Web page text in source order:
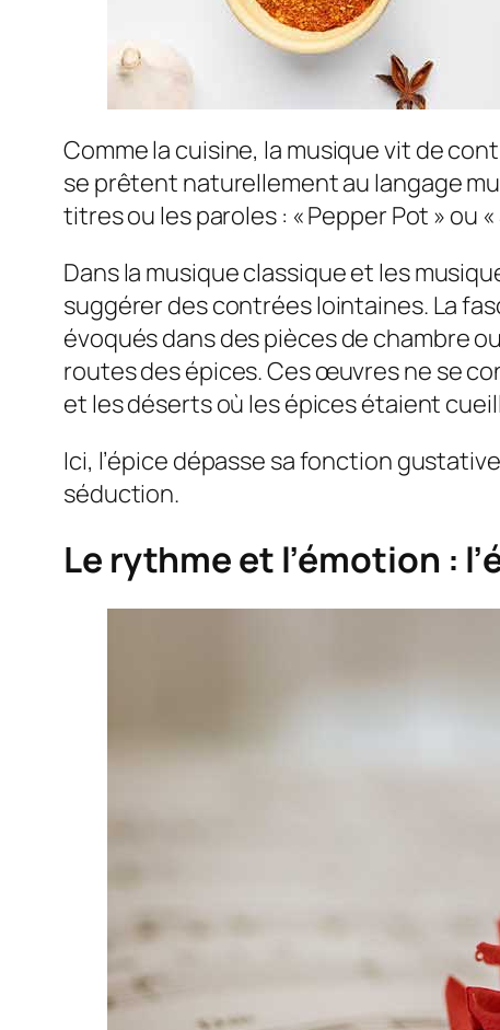
Comme la cuisine, la musique vit de
se prêtent naturellement au langage
titres ou les paroles : « Pepper Pot » ou
Dans la musique classique et les
suggérer des contrées lointaines. La
évoqués dans des pièces de chambre
routes des épices. Ces œuvres ne se
et les déserts où les épices étaient
Ici, l’épice dépasse sa fonction
séduction.
Le rythme et l’émotion :